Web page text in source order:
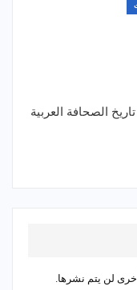
الصحافة العربية
لن يتم نشرها.